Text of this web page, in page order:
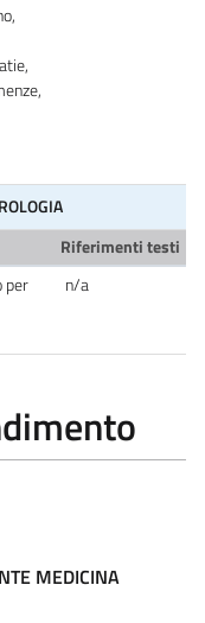
Riferimenti testi
per
n/a
MEDICINA